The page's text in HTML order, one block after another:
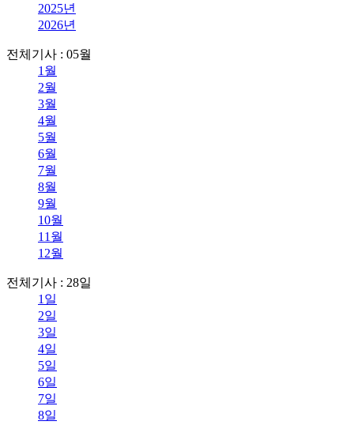
2025년
2026년
전체기사 : 05월
1월
2월
3월
4월
5월
6월
7월
8월
9월
10월
11월
12월
전체기사 : 28일
1일
2일
3일
4일
5일
6일
7일
8일